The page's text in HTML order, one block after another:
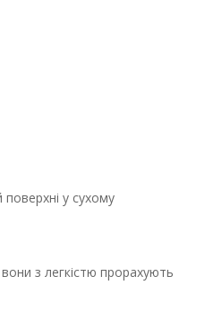
у сухому
з легкістю прорахують